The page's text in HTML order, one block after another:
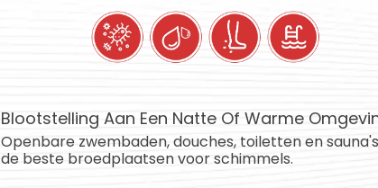
Blootstelling Aan Een Natte Of Warme
Openbare zwembaden, douches, toiletten en
de beste broedplaatsen voor schimmels.